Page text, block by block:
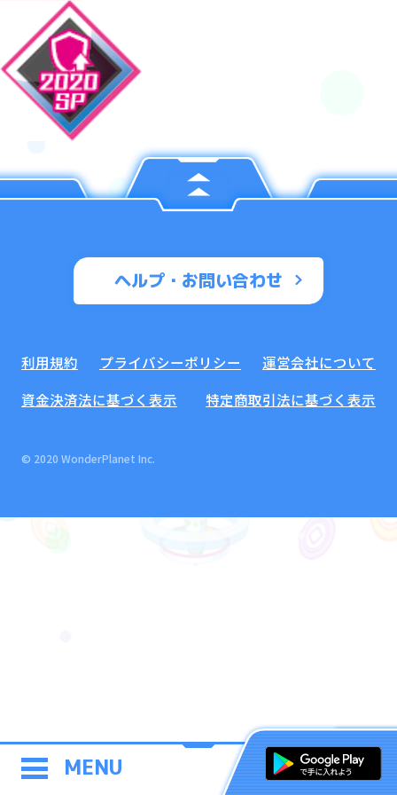
MENU
ヘルプ・お問い合わせ
利用規約 プライバシーポリシー
運営会社について
資金決済法に基づく表示
特定商取引法に基づく表示
© 2020 WonderPlanet Inc.